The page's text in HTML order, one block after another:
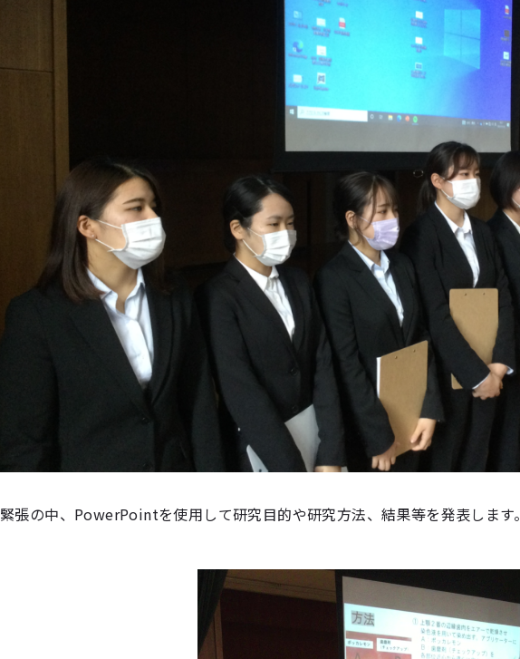
緊張の中、PowerPointを使用して研究目的や研究方法、結果等を発表します。